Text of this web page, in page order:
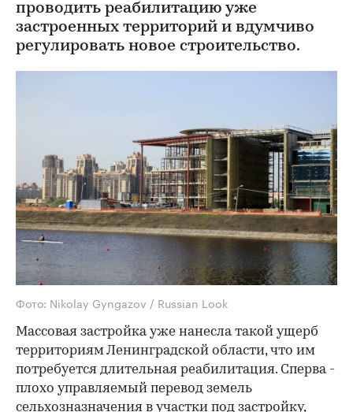
проводить реабилитацию уже
застроенных территорий и вдумчиво
регулировать новое строительство.
Фото: Nikolay Gyngazov / Russian Look
Массовая застройка уже нанесла такой ущерб
территориям Ленинградской области, что им
потребуется длительная реабилитация. Сперва -
плохо управляемый перевод земель
сельхозназначения в участки под застройку,